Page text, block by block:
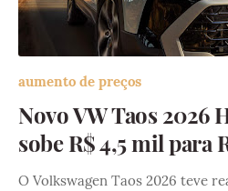
aumento de preços
Novo VW Taos 2026
sobe R$ 4,5 mil para
O Volkswagen Taos 2026 teve